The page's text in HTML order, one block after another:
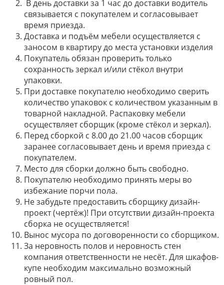
В день доставки за 1 час до доставки водитель
связывается с покупателем и согласовывает
время приезда.
Доставка и подъём мебели осуществляется с
заносом в квартиру до места установки изделия
Покупатель обязан проверить только
сохранность зеркал и/или стёкол внутри
упаковки.
При доставке покупателю необходимо сверить
количество упаковок с количеством указанным в
товарной накладной. Распаковку мебели
осуществляет сборщик (кроме стёкол и зеркал).
Перед сборкой с 8.00 до 21.00 часов сборщик
заранее согласовывает день и время приезда с
покупателем.
Место для сборки должно быть свободно.
Покупателю необходимо принять меры во
избежание порчи пола.
Не забудьте предоставить сборщику дизайн-
проект (чертёж)! При отсутствии дизайн-проекта
сборка не осуществляется!
Вынос мусора по договоренности со сборщиком.
За неровность полов и неровность стен
компания ответственности не несёт. Для шкафов-
купе необходим максимально возможный
ровный пол.